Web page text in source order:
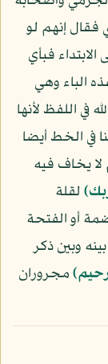
فقال إنهم لو
فبأي
الباء وهي
اللفظ لأنها
الخط أيضا
لا يخاف فيه
لقلة
أو الفتحة
وبين ذكر
مجروران